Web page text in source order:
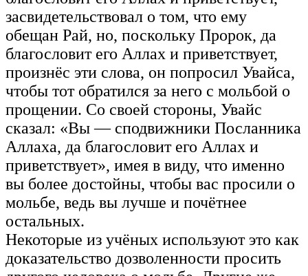
засвидетельствовал о том, что ему
обещан Рай, но, поскольку Пророк, да
благословит его Аллах и приветствует,
произнёс эти слова, он попросил Увайса,
чтобы тот обратился за него с мольбой о
прощении. Со своей стороны, Увайс
сказал: «Вы — сподвижники Посланника
Аллаха, да благословит его Аллах и
приветствует», имея в виду, что именно
вы более достойны, чтобы вас просили о
мольбе, ведь вы лучше и почётнее
остальных.
Некоторые из учёных используют это как
доказательство дозволенности просить